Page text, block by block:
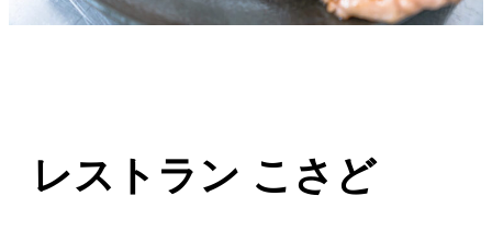
レストラン こさど